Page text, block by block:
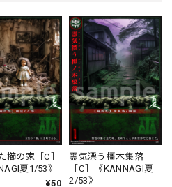
櫛の家［C］
夏1/53》
¥50
霊気漂う橿木集落
［C］《KANNAGI夏
2/53》